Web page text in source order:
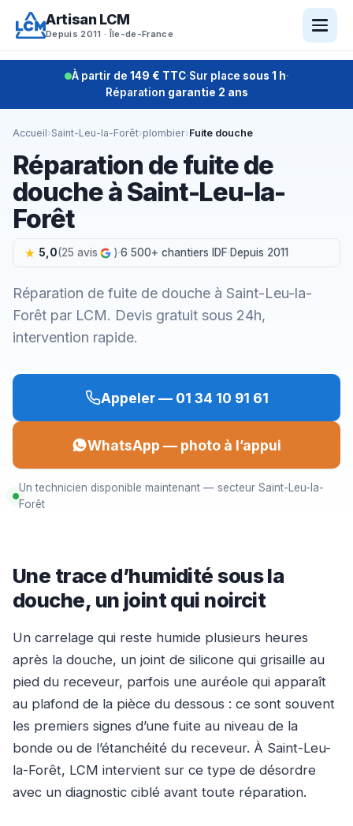
contenu
Artisan LCM
Depuis 2011 · Île-de-France
À partir de 149 € TTC·Sur place sous 1 h·
Réparation garantie 2 ans
Accueil›Saint-Leu-la-Forêt›plombier›Fuite douche
Réparation de fuite de
douche à Saint-Leu-la-
Forêt
5,0(25 avis )·6 500+ chantiers IDF·Depuis 2011
Réparation de fuite de douche à Saint-Leu-la-
Forêt par LCM. Devis gratuit sous 24h,
intervention rapide.
Appeler — 01 34 10 91 61
WhatsApp — photo à l’appui
Un technicien disponible maintenant — secteur Saint-Leu-la-
Forêt
Une trace d’humidité sous la
douche, un joint qui noircit
Un carrelage qui reste humide plusieurs heures
après la douche, un joint de silicone qui grisaille au
pied du receveur, parfois une auréole qui apparaît
au plafond de la pièce du dessous : ce sont souvent
les premiers signes d’une fuite au niveau de la
bonde ou de l’étanchéité du receveur. À Saint-Leu-
la-Forêt, LCM intervient sur ce type de désordre
avec un diagnostic ciblé avant toute réparation.